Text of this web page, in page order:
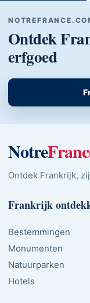
Ontdek
erfgoed
Notre
Ontdek Frankrijk,
Frankrijk
Bestemmingen
Monumenten
Natuurparken
Hotels